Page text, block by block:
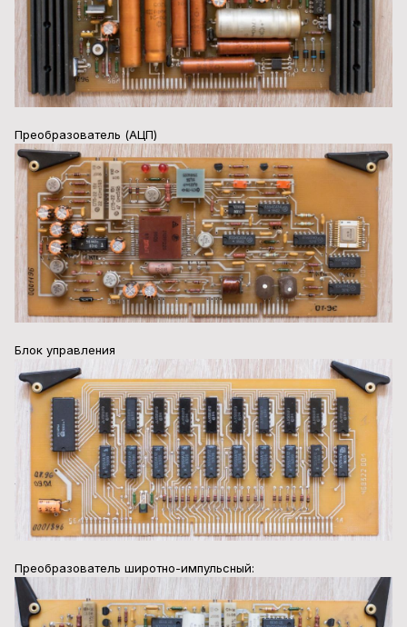
Преобразователь (АЦП)
Блок управления
Преобразователь широтно-импульсный: